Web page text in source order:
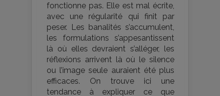
fonctionne pas. Elle est mal écrite,
avec une régularité qui finit par
peser. Les banalités s’accumulent,
les formulations s’appesantissent
là où elles devraient s’alléger, les
réflexions arrivent là où le silence
ou l’image seule auraient été plus
efficaces. On trouve ici une
tendance à expliquer ce que